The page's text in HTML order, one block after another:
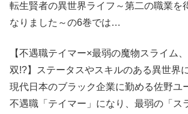
転生賢者の異世界ライフ～第二の職業を
なりました～の6巻では…
【不遇職テイマー×最弱の魔物スライム
双!?】ステータスやスキルのある異世界
現代日本のブラック企業に勤める佐野ユ
不遇職「テイマー」になり、最弱の「ス